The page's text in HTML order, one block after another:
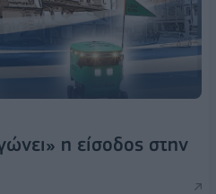
η είσοδος στην